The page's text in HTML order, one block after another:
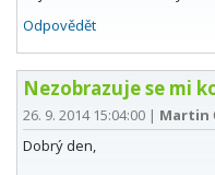
Odpovědět
Nezobrazuje se mi
26. 9. 2014 15:04:00 | Martin
Dobrý den,